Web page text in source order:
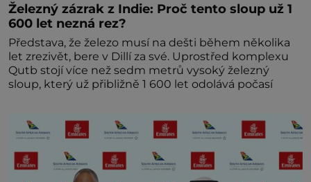
Železný zázrak z Indie: Proč tento sloup už 1
600 let nezná rez?
Představa, že železo musí na dešti během několika
let zrezivět, bere v Dillí za své. Uprostřed komplexu
Qutb stojí více než sedm metrů vysoký železný
sloup, který už přibližně 1 600 let odolává počasí